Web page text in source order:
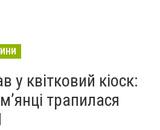
у квітковий кіоск:
трапилася